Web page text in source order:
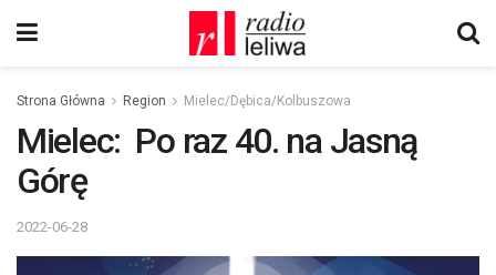
Strona Główna Region Mielec/Dębica/Kolbuszowa
Mielec: Po raz 40. na Jasną
Górę
2022-06-28